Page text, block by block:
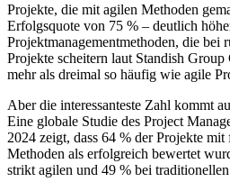
Projekte, die mit agilen Methoden
Erfolgsquote von 75 % – deutlich
Projektmanagementmethoden, die bei
Projekte scheitern laut Standish
mehr als dreimal so häufig wie agile
Aber die interessanteste Zahl kommt
Eine globale Studie des Project
2024 zeigt, dass 64 % der Projekte
Methoden als erfolgreich bewertet
strikt agilen und 49 % bei